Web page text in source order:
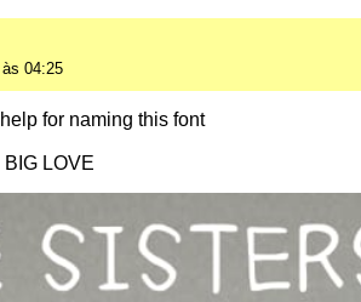
04:25
for naming this font
LOVE